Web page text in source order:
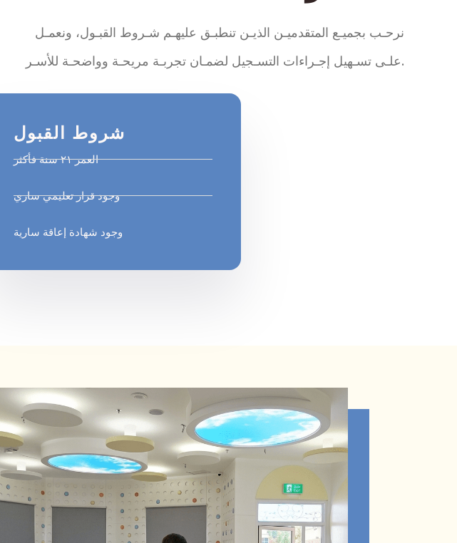
ﻧﺮﺣـﺐ ﺑﺠﻤﻴـﻊ اﻟﻤﺘﻘﺪﻣﻴـﻦ اﻟﺬﻳـﻦ ﺗﻨﻄﺒـﻖ ﻋﻠﻴﻬـﻢ ﺷـﺮوط اﻟﻘﺒـﻮل، وﻧﻌﻤـﻞ
ﻋﻠـﻰ ﺗﺴـﻬﻴﻞ إﺟـﺮاءات اﻟﺘﺴـﺠﻴﻞ ﻟﻀﻤـﺎن ﺗﺠﺮﺑـﺔ ﻣﺮﻳﺤـﺔ وواﺿﺤـﺔ ﻟﻸﺳـﺮ.
ﺷﺮوط اﻟﻘﺒﻮل
اﻟﻌﻤﺮ ٢١ ﺳﻨﺔ ﻓﺄﻛﺜﺮ
وﺟﻮد ﻗﺮار ﺗﻌﻠﻴﻤﻲ ﺳﺎري
وﺟﻮد ﺷﻬﺎدة إﻋﺎﻗﺔ ﺳﺎرﻳﺔ